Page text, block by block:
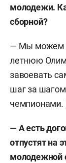
молодежи.
сборной?
— Мы можем
летнюю
завоевать
шаг за
чемпионами.
— А есть
отпустят на
молодежной